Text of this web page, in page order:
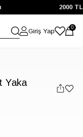
2000 TL
Giriş Yap
0
Yaka